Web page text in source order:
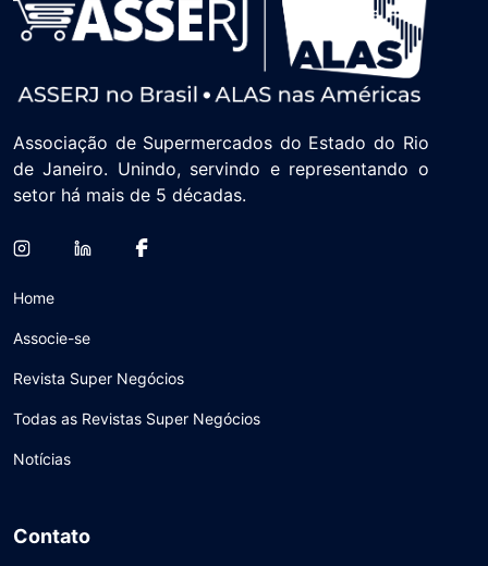
Associação de Supermercados do Estado do Rio
de Janeiro. Unindo, servindo e representando o
setor há mais de 5 décadas.
Home
Associe-se
Revista Super Negócios
Todas as Revistas Super Negócios
Notícias
Contato